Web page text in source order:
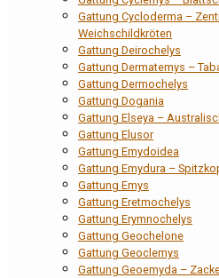
Gattung Cycloderma –
Weichschildkröten
Gattung Deirochelys
Gattung Dermatemys –
Gattung Dermochelys
Gattung Dogania
Gattung Elseya –
Gattung Elusor
Gattung Emydoidea
Gattung Emydura –
Gattung Emys
Gattung Eretmochelys
Gattung Erymnochelys
Gattung Geochelone
Gattung Geoclemys
Gattung Geoemyda –